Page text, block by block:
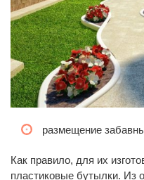
размещение
Как правило, для их
пластиковые бутылки. Из